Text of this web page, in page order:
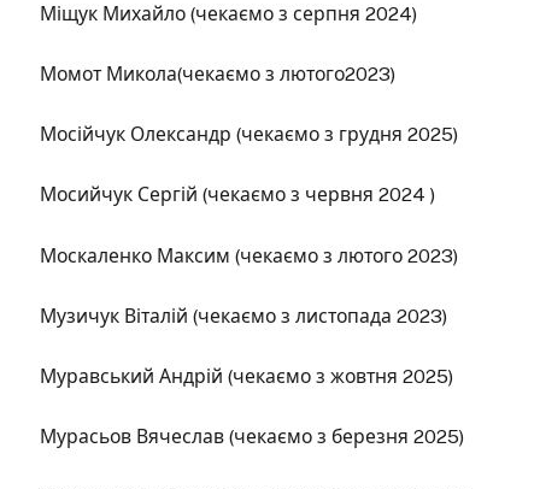
Міщук Михайло (чекаємо з серпня 2024)
Момот Микола(чекаємо з лютого2023)
Мосійчук Олександр (чекаємо з грудня 2025)
Мосийчук Сергій (чекаємо з червня 2024 )
Москаленко Максим (чекаємо з лютого 2023)
Музичук Віталій (чекаємо з листопада 2023)
Муравський Андрій (чекаємо з жовтня 2025)
Мурасьов Вячеслав (чекаємо з березня 2025)